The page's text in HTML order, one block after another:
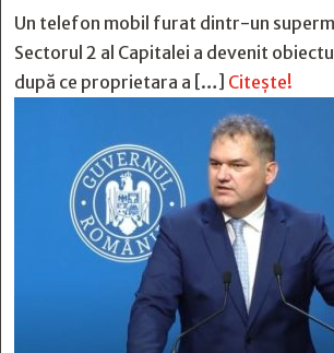
Un telefon mobil furat dintr-un
Sectorul 2 al Capitalei a devenit
după ce proprietara a […] Citește!